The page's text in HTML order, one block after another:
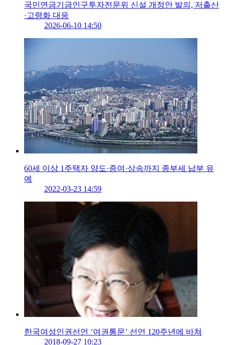
국민연금기금인구투자전문위 신설 개정안 발의, 저출산
·고령화 대응
2026-06-10 14:50
60세 이상 1주택자 양도·증여·상속까지 종부세 납부 유
예
2022-03-23 14:59
한국여성인권선언 ‘여권통문’ 선언 120주년에 바쳐
2018-09-27 10:23